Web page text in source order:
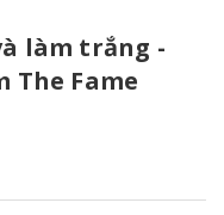
làm trắng -
The Fame